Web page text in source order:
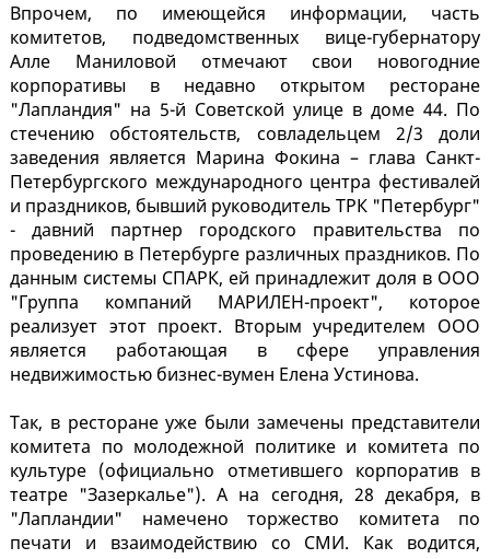
Впрочем, по имеющейся информации, часть
комитетов, подведомственных вице-губернатору
Алле Маниловой отмечают свои новогодние
корпоративы в недавно открытом ресторане
"Лапландия" на 5-й Советской улице в доме 44. По
стечению обстоятельств, совладельцем 2/3 доли
заведения является Марина Фокина – глава Санкт-
Петербургского международного центра фестивалей
и праздников, бывший руководитель ТРК "Петербург"
- давний партнер городского правительства по
проведению в Петербурге различных праздников. По
данным системы СПАРК, ей принадлежит доля в ООО
"Группа компаний МАРИЛЕН-проект", которое
реализует этот проект. Вторым учредителем ООО
является работающая в сфере управления
недвижимостью бизнес-вумен Елена Устинова.
Так, в ресторане уже были замечены представители
комитета по молодежной политике и комитета по
культуре (официально отметившего корпоратив в
театре "Зазеркалье"). А на сегодня, 28 декабря, в
"Лапландии" намечено торжество комитета по
печати и взаимодействию со СМИ. Как водится,